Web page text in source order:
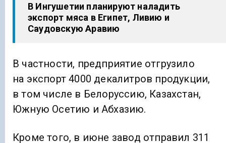
В Ингушетии планируют наладить
экспорт мяса в Египет, Ливию и
Саудовскую Аравию
В частности, предприятие отгрузило
на экспорт 4000 декалитров продукции,
в том числе в Белоруссию, Казахстан,
Южную Осетию и Абхазию.
Кроме того, в июне завод отправил 311